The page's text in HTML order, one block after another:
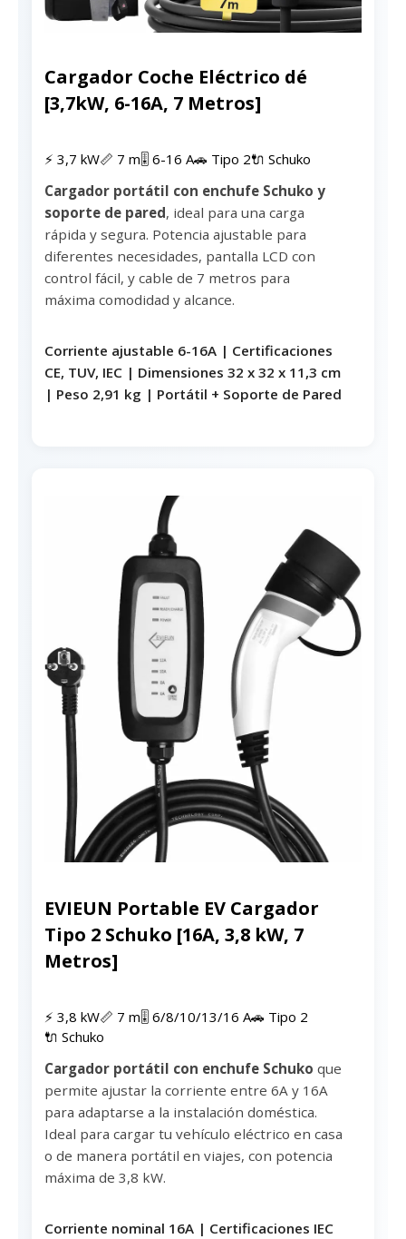
Cargador Coche Eléctrico dé
[3,7kW, 6-16A, 7 Metros]
⚡ 3,7 kW📏 7 m🎚 6-16 A🚗 Tipo 2🔌 Schuko
Cargador portátil con enchufe Schuko y
soporte de pared, ideal para una carga
rápida y segura. Potencia ajustable para
diferentes necesidades, pantalla LCD con
control fácil, y cable de 7 metros para
máxima comodidad y alcance.
Corriente ajustable 6-16A | Certificaciones
CE, TUV, IEC | Dimensiones 32 x 32 x 11,3 cm
| Peso 2,91 kg | Portátil + Soporte de Pared
¿Por qué te recomendamos este
cargador EV Tipo 2 dé para tu hogar
inteligente?
¿Qué opinan los usuarios que ya han
comprado este cargador EV?
Ver precio en Amazon
EVIEUN Portable EV Cargador
Tipo 2 Schuko [16A, 3,8 kW, 7
Metros]
⚡ 3,8 kW📏 7 m🎚 6/8/10/13/16 A🚗 Tipo 2
🔌 Schuko
Cargador portátil con enchufe Schuko que
permite ajustar la corriente entre 6A y 16A
para adaptarse a la instalación doméstica.
Ideal para cargar tu vehículo eléctrico en casa
o de manera portátil en viajes, con potencia
máxima de 3,8 kW.
Corriente nominal 16A | Certificaciones IEC